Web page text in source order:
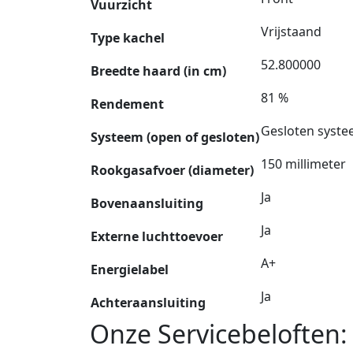
Vuurzicht
Type kachel Vrijstaand
Breedte haard (in cm) 52.800000
Rendement 81 %
Systeem (open of gesloten)Gesloten
Rookgasafvoer (diameter) 150 millimeter
Bovenaansluiting Ja
Externe luchttoevoer Ja
Energielabel A+
Achteraansluiting Ja
Onze Servicebeloften: